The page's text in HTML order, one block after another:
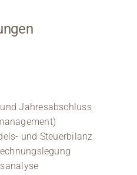
Jahresabschluss
und Steuerbilanz